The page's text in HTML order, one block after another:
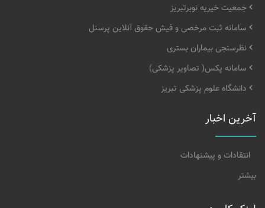
جمعیت خیریه نوبرتبریز
سامانه ثبت مرخصی و فیش حقوق آنلاین پرسنل
نظرسنجی بیماران بستری
سامانه پکس( تصاویر پزشکی)
دانشگاه علوم پزشکی تبریز
آخرین اخبار
انتقادات و پیشنهادات
بیشتر